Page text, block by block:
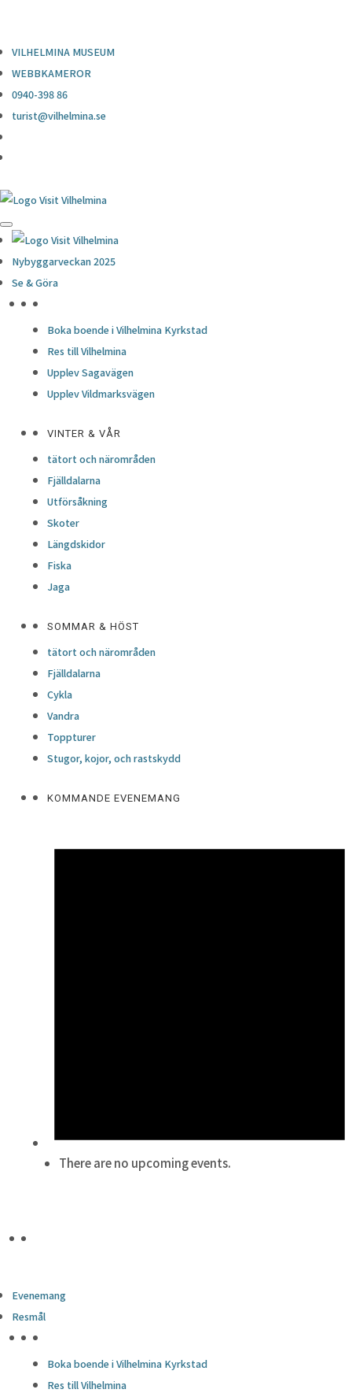
VILHELMINA MUSEUM
WEBBKAMEROR
0940-398 86
turist@vilhelmina.se
Nybyggarveckan 2025
Se & Göra
Boka boende i Vilhelmina Kyrkstad
Res till Vilhelmina
Upplev Sagavägen
Upplev Vildmarksvägen
VINTER & VÅR
tätort och närområden
Fjälldalarna
Utförsåkning
Skoter
Längdskidor
Fiska
Jaga
SOMMAR & HÖST
tätort och närområden
Fjälldalarna
Cykla
Vandra
Toppturer
Stugor, kojor, och rastskydd
KOMMANDE EVENEMANG
There are no upcoming events.
Evenemang
Resmål
Boka boende i Vilhelmina Kyrkstad
Res till Vilhelmina